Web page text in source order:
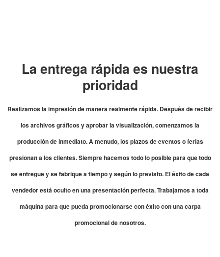
La entrega rápida es nuestra
prioridad
Realizamos la impresión de manera realmente rápida. Después de recibir
los archivos gráficos y aprobar la visualización, comenzamos la
producción de inmediato. A menudo, los plazos de eventos o ferias
presionan a los clientes. Siempre hacemos todo lo posible para que todo
se entregue y se fabrique a tiempo y según lo previsto. El éxito de cada
vendedor está oculto en una presentación perfecta. Trabajamos a toda
máquina para que pueda promocionarse con éxito con una carpa
promocional de nosotros.